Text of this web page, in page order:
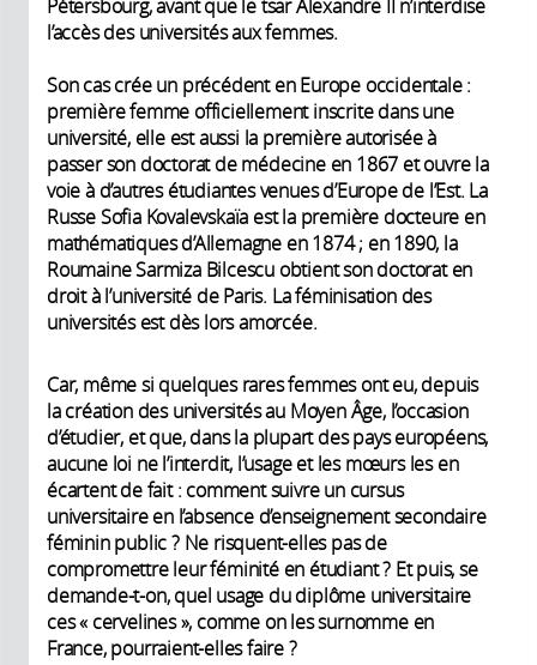
Pétersbourg, avant que le tsar Alexandre II n’interdise
l’accès des universités aux femmes.
Son cas crée un précédent en Europe occidentale :
première femme officiellement inscrite dans une
université, elle est aussi la première autorisée à
passer son doctorat de médecine en 1867 et ouvre la
voie à d’autres étudiantes venues d’Europe de l’Est. La
Russe Sofia Kovalevskaïa est la première docteure en
mathématiques d’Allemagne en 1874 ; en 1890, la
Roumaine Sarmiza Bilcescu obtient son doctorat en
droit à l’université de Paris. La féminisation des
universités est dès lors amorcée.
Car, même si quelques rares femmes ont eu, depuis
la création des universités au Moyen Âge, l’occasion
d’étudier, et que, dans la plupart des pays européens,
aucune loi ne l’interdit, l’usage et les mœurs les en
écartent de fait : comment suivre un cursus
universitaire en l’absence d’enseignement secondaire
féminin public ? Ne risquent-elles pas de
compromettre leur féminité en étudiant ? Et puis, se
demande-t-on, quel usage du diplôme universitaire
ces « cervelines », comme on les surnomme en
France, pourraient-elles faire ?